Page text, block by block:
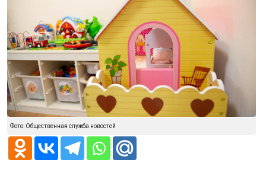
Фото: Общественная служба новостей